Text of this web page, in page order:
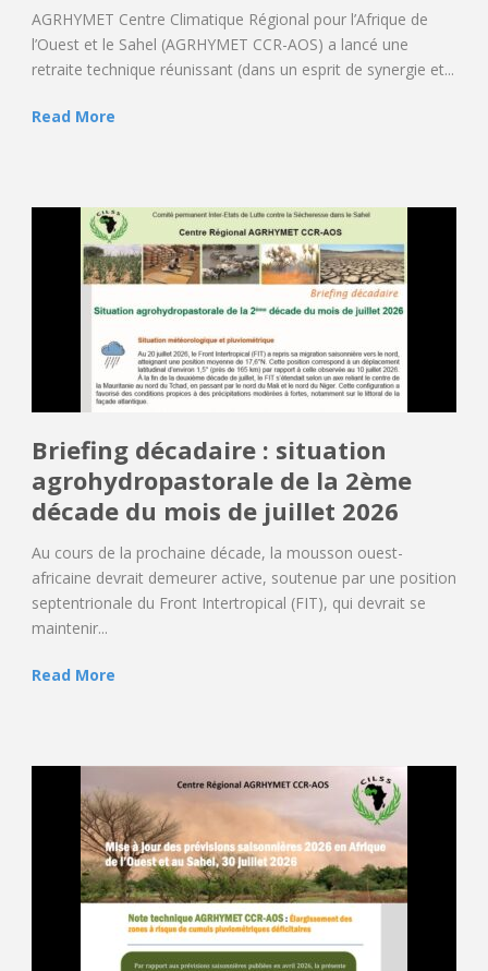
AGRHYMET Centre Climatique Régional pour l’Afrique de
l’Ouest et le Sahel (AGRHYMET CCR-AOS) a lancé une
retraite technique réunissant (dans un esprit de synergie et...
Read More
Briefing décadaire : situation
agrohydropastorale de la 2ème
décade du mois de juillet 2026
Au cours de la prochaine décade, la mousson ouest-
africaine devrait demeurer active, soutenue par une position
septentrionale du Front Intertropical (FIT), qui devrait se
maintenir...
Read More